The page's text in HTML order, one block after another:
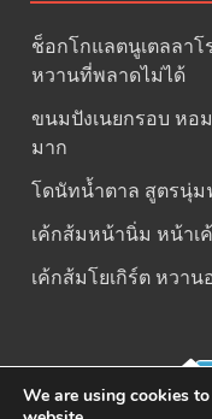
ช็อกโกแลตนูเตลลาโ
หวานที่พลาดไม่ได้
ขนมปังเนยกรอบ หอ
มาก
โดนัทน้ำตาล สูตรนุ่ม
เค้กส้มหน้านิ่ม หน้าเ
เค้กส้มโยเกิร์ต หวาน
We are using cookies